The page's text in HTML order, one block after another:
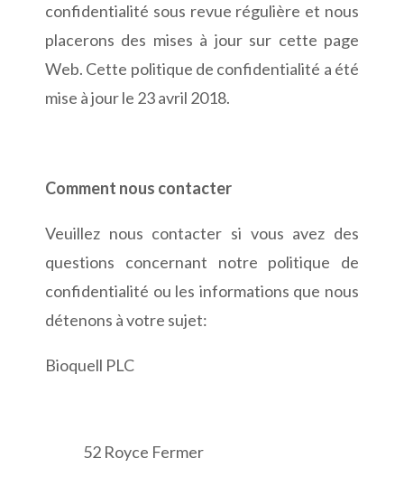
confidentialité sous revue régulière et nous
placerons des mises à jour sur cette page
Web. Cette politique de confidentialité a été
mise à jour le 23 avril 2018.
Comment nous contacter
Veuillez nous contacter si vous avez des
questions concernant notre politique de
confidentialité ou les informations que nous
détenons à votre sujet:
Bioquell PLC
52 Royce Fermer